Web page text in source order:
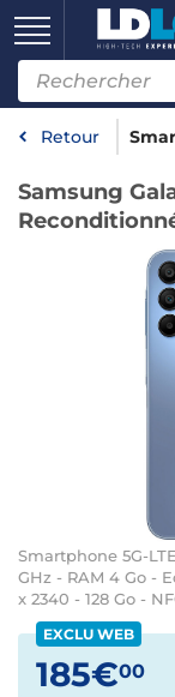
Retour
Samsung
Smartphone 5G-
GHz - RAM 4 Go -
x 2340 - 128 Go -
EXCLU WEB
185€00